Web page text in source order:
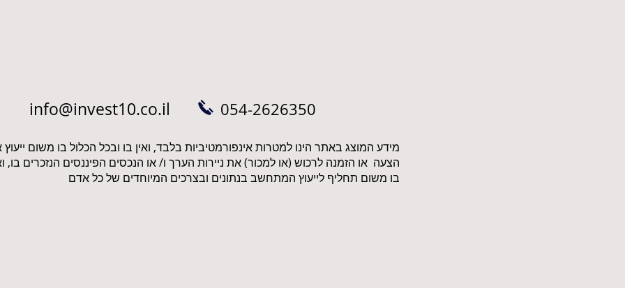
info@invest10.co.il 054-2626350
מידע המוצג באתר הינו למטרות אינפורמטיביות בלבד, ואין בו ובכל הכלול בו משום ייעוץ
הצעה או הזמנה לרכוש (או למכור) את ניירות הערך ו/ או הנכסים הפיננסים הנזכרים בו,
בו משום תחליף לייעוץ המתחשב בנתונים ובצרכים המיוחדים של כל אדם